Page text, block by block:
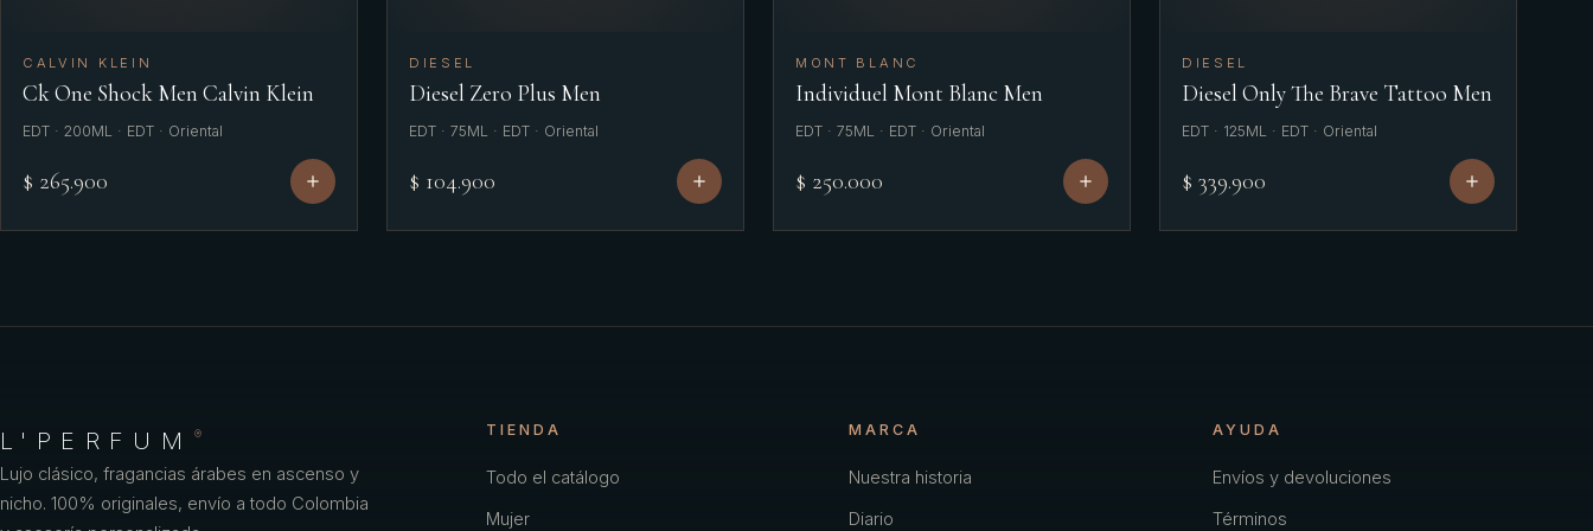
CALVIN KLEIN
Ck One Shock Men Calvin Klein
EDT · 200ML · EDT · Oriental
$ 265.900
DIESEL
Diesel Zero Plus Men
EDT · 75ML · EDT · Oriental
$ 104.900
MONT BLANC
Individuel Mont Blanc Men
EDT · 75ML · EDT · Oriental
$ 250.000
DIESEL
Diesel Only The Brave Tattoo Men
EDT · 125ML · EDT · Oriental
$ 339.900
L'PERFUM ®
Lujo clásico, fragancias árabes en ascenso y
nicho. 100% originales, envío a todo Colombia
TIENDA
Todo el catálogo
Mujer
MARCA
Nuestra historia
Diario
AYUDA
Envíos y devoluciones
Términos